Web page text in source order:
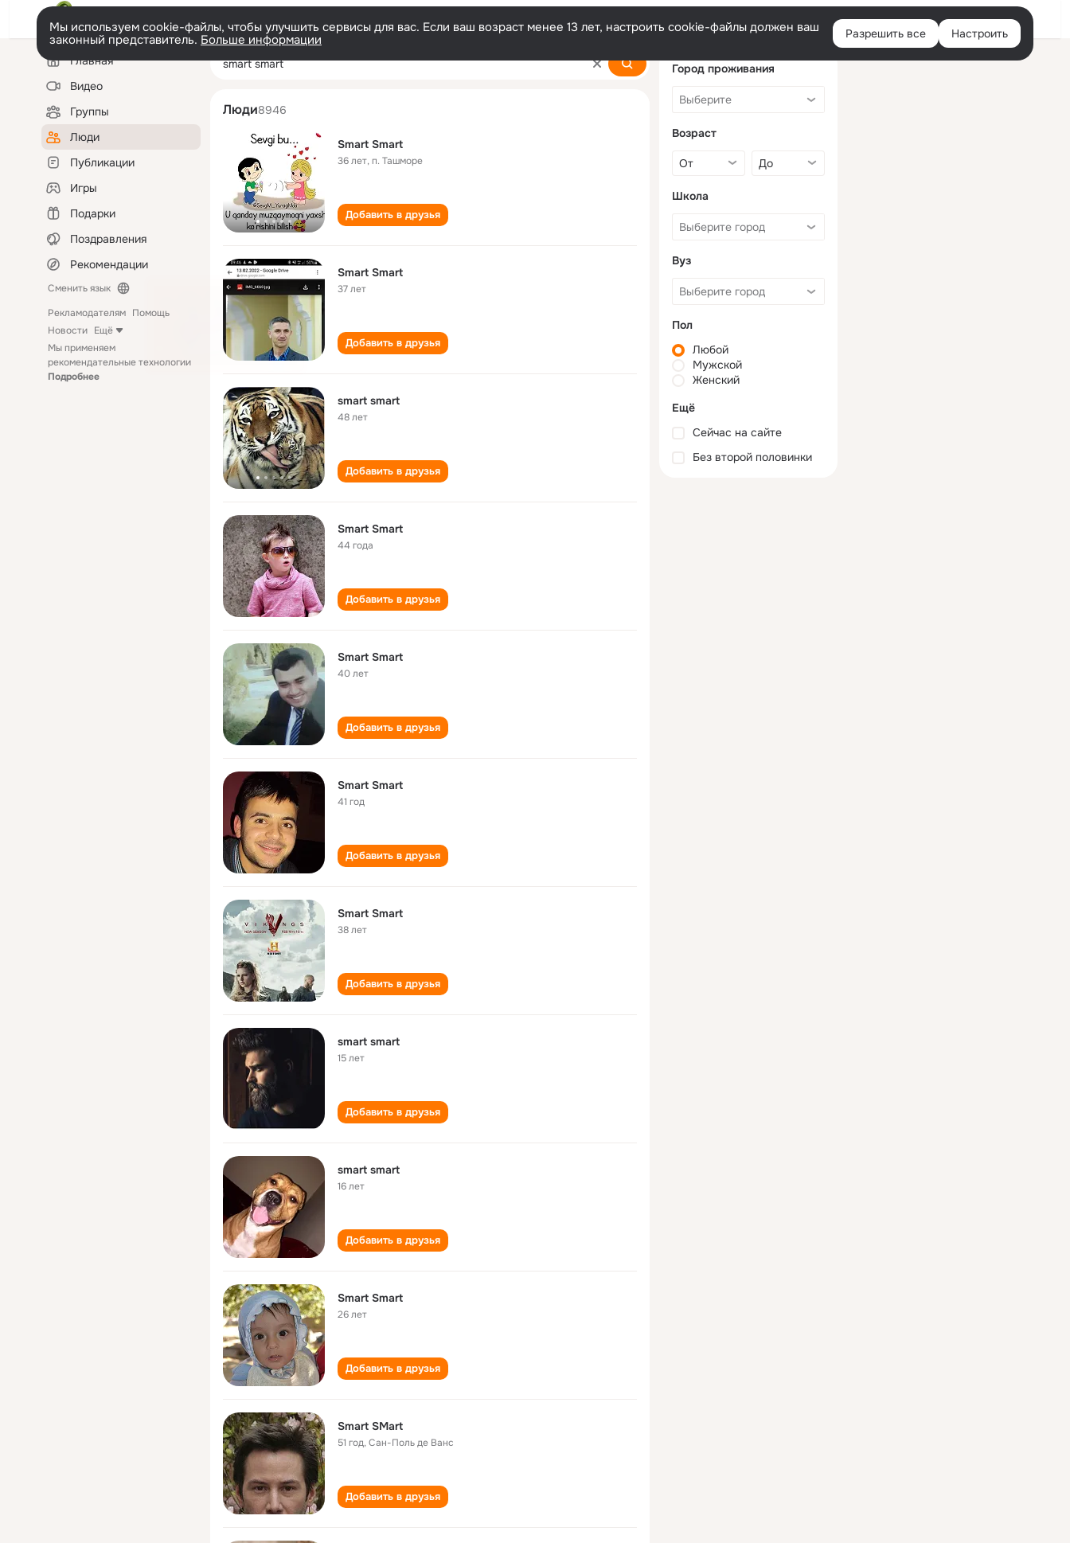
Войти
Мы используем cookie-файлы, чтобы улучшить сервисы для вас. Если ваш возраст менее 13 лет, настроить cookie-файлы должен ваш
законный представитель. Больше информации Разрешить все Настроить
Левая
колонкаГлавная
Видео
Группы
Люди
Публикации
Игры
Подарки
Поздравления
Рекомендации
Сменить язык
Рекламодателям Помощь
Новости Ещё
Мы применяем
рекомендательные технологии
Подробнее
smart smart
Люди8946
Smart Smart
36 лет,п. Ташморе
Добавить в друзья
Smart Smart
37 лет
Добавить в друзья
smart smart
48 лет
Добавить в друзья
Smart Smart
44 года
Добавить в друзья
Smart Smart
40 лет
Добавить в друзья
Smart Smart
41 год
Добавить в друзья
Smart Smart
38 лет
Добавить в друзья
smart smart
15 лет
Добавить в друзья
smart smart
16 лет
Добавить в друзья
Smart Smart
26 лет
Добавить в друзья
Smart SMart
51 год,Сан-Поль де Ванс
Добавить в друзья
Город проживания
Возраст
Школа
Вуз
Пол
Любой
Мужской
Женский
Ещё
Сейчас на сайте
Без второй половинки